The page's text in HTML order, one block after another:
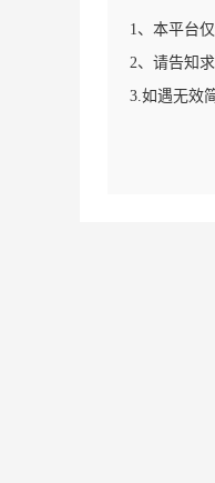
1、本平台
2、请告知
3.如遇无效